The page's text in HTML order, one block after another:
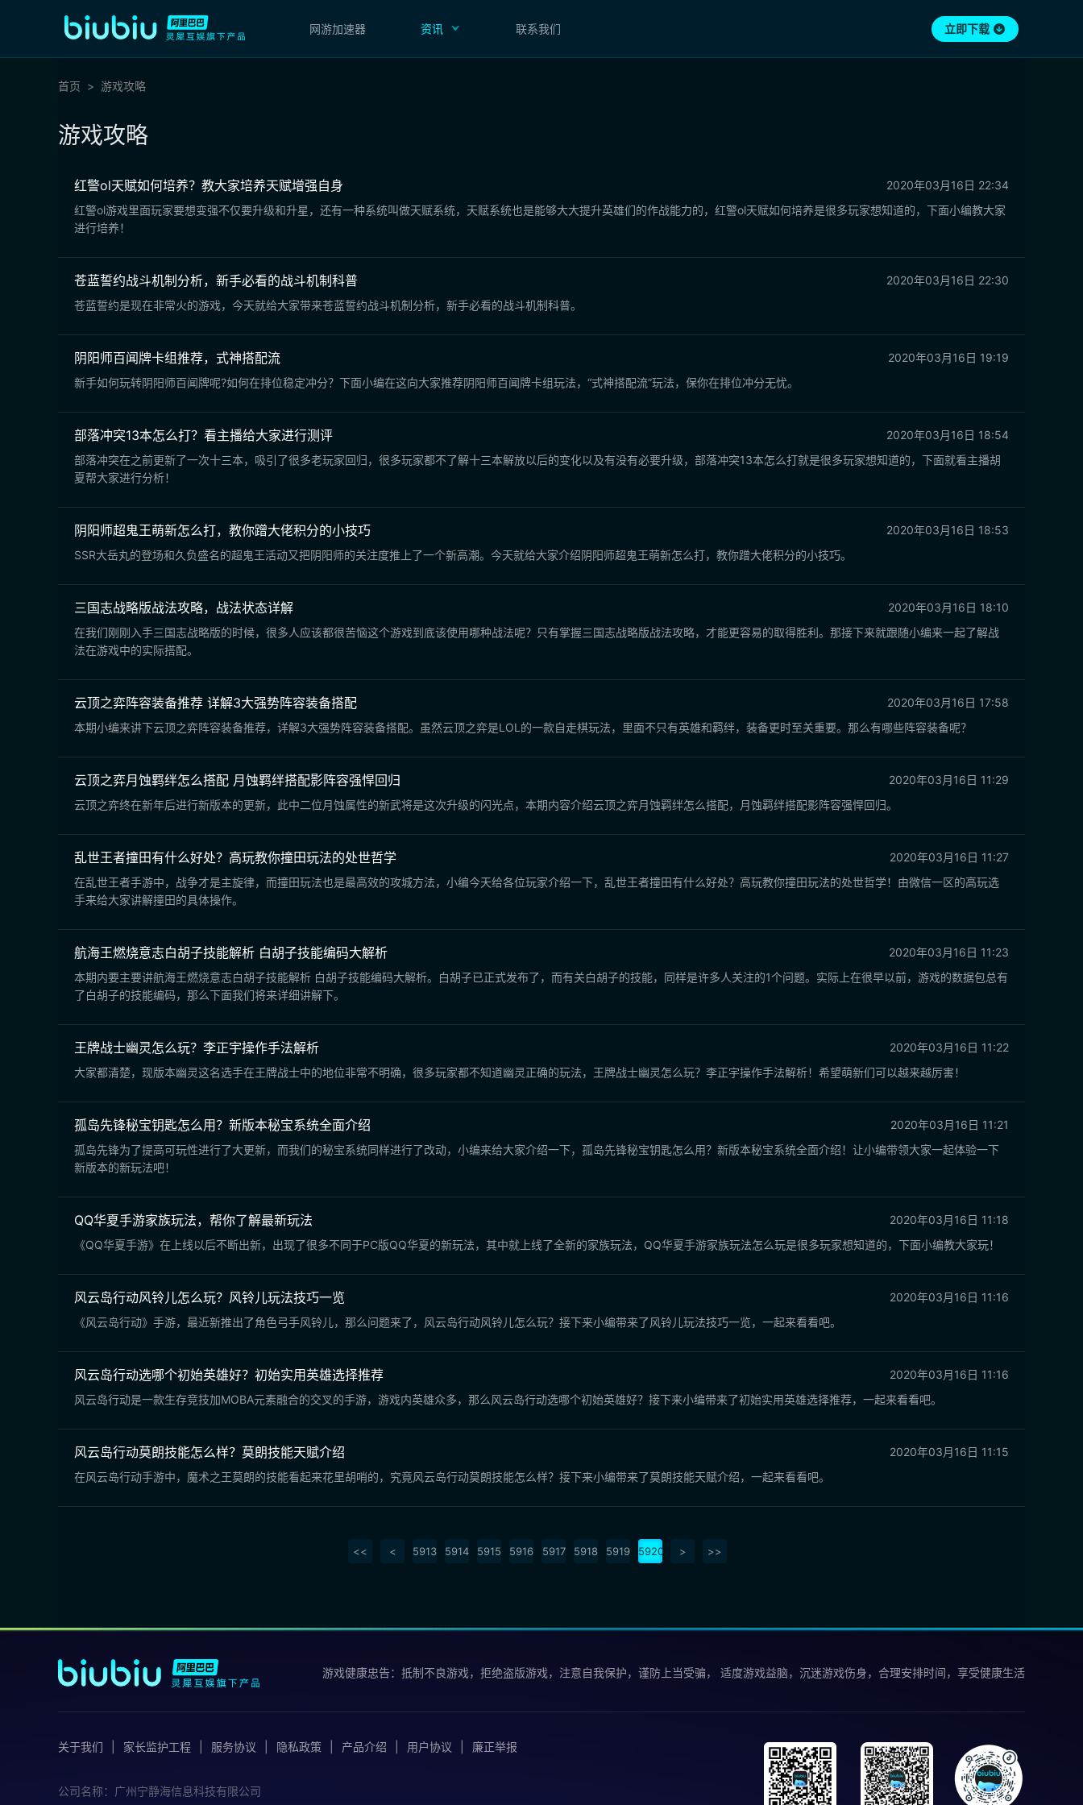
网游加速器 资讯 联系我们 立即下载
首页 游戏攻略
游戏攻略
红警ol天赋如何培养？教大家培养天赋增强自身
2020年03月16日 22:34
红警ol游戏里面玩家要想变强不仅要升级和升星，还有一种系统叫做天赋系统，天赋系统也是能够大大提升英雄们的作战能力的，红警ol天赋如何培养是很多玩家想知道的，下面小编教大家
进行培养！
苍蓝誓约战斗机制分析，新手必看的战斗机制科普
2020年03月16日 22:30
苍蓝誓约是现在非常火的游戏，今天就给大家带来苍蓝誓约战斗机制分析，新手必看的战斗机制科普。
阴阳师百闻牌卡组推荐，式神搭配流
2020年03月16日 19:19
新手如何玩转阴阳师百闻牌呢?如何在排位稳定冲分？下面小编在这向大家推荐阴阳师百闻牌卡组玩法，“式神搭配流”玩法，保你在排位冲分无忧。
部落冲突13本怎么打？看主播给大家进行测评
2020年03月16日 18:54
部落冲突在之前更新了一次十三本，吸引了很多老玩家回归，很多玩家都不了解十三本解放以后的变化以及有没有必要升级，部落冲突13本怎么打就是很多玩家想知道的，下面就看主播胡
夏帮大家进行分析！
阴阳师超鬼王萌新怎么打，教你蹭大佬积分的小技巧
2020年03月16日 18:53
SSR大岳丸的登场和久负盛名的超鬼王活动又把阴阳师的关注度推上了一个新高潮。今天就给大家介绍阴阳师超鬼王萌新怎么打，教你蹭大佬积分的小技巧。
三国志战略版战法攻略，战法状态详解
2020年03月16日 18:10
在我们刚刚入手三国志战略版的时候，很多人应该都很苦恼这个游戏到底该使用哪种战法呢？只有掌握三国志战略版战法攻略，才能更容易的取得胜利。那接下来就跟随小编来一起了解战
法在游戏中的实际搭配。
云顶之弈阵容装备推荐 详解3大强势阵容装备搭配
2020年03月16日 17:58
本期小编来讲下云顶之弈阵容装备推荐，详解3大强势阵容装备搭配。虽然云顶之弈是LOL的一款自走棋玩法，里面不只有英雄和羁绊，装备更时至关重要。那么有哪些阵容装备呢？
云顶之弈月蚀羁绊怎么搭配 月蚀羁绊搭配影阵容强悍回归
2020年03月16日 11:29
云顶之弈终在新年后进行新版本的更新，此中二位月蚀属性的新武将是这次升级的闪光点，本期内容介绍云顶之弈月蚀羁绊怎么搭配，月蚀羁绊搭配影阵容强悍回归。
乱世王者撞田有什么好处？高玩教你撞田玩法的处世哲学
2020年03月16日 11:27
在乱世王者手游中，战争才是主旋律，而撞田玩法也是最高效的攻城方法，小编今天给各位玩家介绍一下，乱世王者撞田有什么好处？高玩教你撞田玩法的处世哲学！由微信一区的高玩选
手来给大家讲解撞田的具体操作。
航海王燃烧意志白胡子技能解析 白胡子技能编码大解析
2020年03月16日 11:23
本期内要主要讲航海王燃烧意志白胡子技能解析 白胡子技能编码大解析。白胡子已正式发布了，而有关白胡子的技能，同样是许多人关注的1个问题。实际上在很早以前，游戏的数据包总有
了白胡子的技能编码，那么下面我们将来详细讲解下。
王牌战士幽灵怎么玩？李正宇操作手法解析
2020年03月16日 11:22
大家都清楚，现版本幽灵这名选手在王牌战士中的地位非常不明确，很多玩家都不知道幽灵正确的玩法，王牌战士幽灵怎么玩？李正宇操作手法解析！希望萌新们可以越来越厉害！
孤岛先锋秘宝钥匙怎么用？新版本秘宝系统全面介绍
2020年03月16日 11:21
孤岛先锋为了提高可玩性进行了大更新，而我们的秘宝系统同样进行了改动，小编来给大家介绍一下，孤岛先锋秘宝钥匙怎么用？新版本秘宝系统全面介绍！让小编带领大家一起体验一下
新版本的新玩法吧！
QQ华夏手游家族玩法，帮你了解最新玩法
2020年03月16日 11:18
《QQ华夏手游》在上线以后不断出新，出现了很多不同于PC版QQ华夏的新玩法，其中就上线了全新的家族玩法，QQ华夏手游家族玩法怎么玩是很多玩家想知道的，下面小编教大家玩！
风云岛行动风铃儿怎么玩？风铃儿玩法技巧一览
2020年03月16日 11:16
《风云岛行动》手游，最近新推出了角色弓手风铃儿，那么问题来了，风云岛行动风铃儿怎么玩？接下来小编带来了风铃儿玩法技巧一览，一起来看看吧。
风云岛行动选哪个初始英雄好？初始实用英雄选择推荐
2020年03月16日 11:16
风云岛行动是一款生存竞技加MOBA元素融合的交叉的手游，游戏内英雄众多，那么风云岛行动选哪个初始英雄好？接下来小编带来了初始实用英雄选择推荐，一起来看看吧。
风云岛行动莫朗技能怎么样？莫朗技能天赋介绍
2020年03月16日 11:15
在风云岛行动手游中，魔术之王莫朗的技能看起来花里胡哨的，究竟风云岛行动莫朗技能怎么样？接下来小编带来了莫朗技能天赋介绍，一起来看看吧。
<< < 5913 5914 5915 5916 5917 5918 5919 5920 > >>
游戏健康忠告：抵制不良游戏，拒绝盗版游戏，注意自我保护，谨防上当受骗， 适度游戏益脑，沉迷游戏伤身，合理安排时间，享受健康生活
关于我们 家长监护工程 服务协议 隐私政策 产品介绍 用户协议 廉正举报
公司名称：广州宁静海信息科技有限公司